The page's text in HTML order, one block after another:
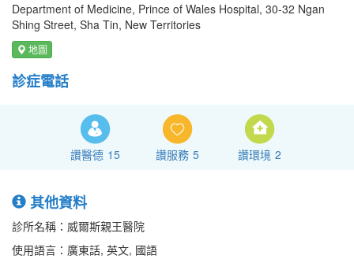
Department of Medicine, Prince of Wales Hospital, 30-32 Ngan
Shing Street, Sha Tin, New Territories
地圖
診症電話
讚醫德 15 讚服務 5 讚環境 2
其他資料
診所名稱：威爾斯親王醫院
使用語言：廣東話, 英文, 國語